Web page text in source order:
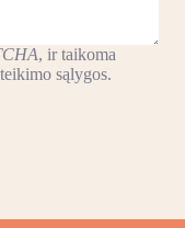
, ir taikoma
sąlygos.